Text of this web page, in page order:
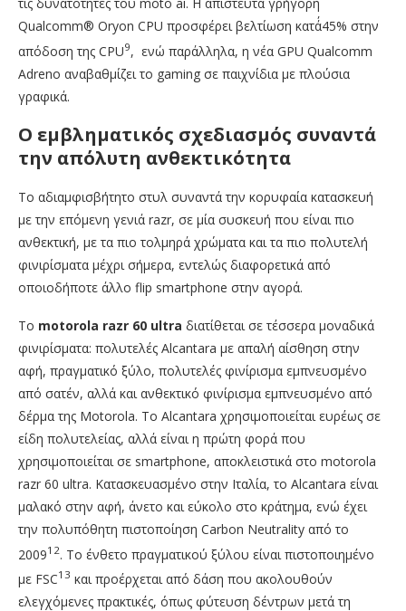
Qualcomm® Oryon CPU προσφέρει βελτίωση κατά΄45% στην
απόδοση της CPU9, ενώ παράλληλα, η νέα GPU Qualcomm
Adreno αναβαθμίζει το gaming σε παιχνίδια με πλούσια
γραφικά.
Ο εμβληματικός σχεδιασμός συναντά
την απόλυτη ανθεκτικότητα
Το αδιαμφισβήτητο στυλ συναντά την κορυφαία κατασκευή
με την επόμενη γενιά razr, σε μία συσκευή που είναι πιο
ανθεκτική, με τα πιο τολμηρά χρώματα και τα πιο πολυτελή
φινιρίσματα μέχρι σήμερα, εντελώς διαφορετικά από
οποιοδήποτε άλλο flip smartphone στην αγορά.
Το motorola razr 60 ultra διατίθεται σε τέσσερα μοναδικά
φινιρίσματα: πολυτελές Alcantara με απαλή αίσθηση στην
αφή, πραγματικό ξύλο, πολυτελές φινίρισμα εμπνευσμένο
από σατέν, αλλά και ανθεκτικό φινίρισμα εμπνευσμένο από
δέρμα της Motorola. Το Alcantara χρησιμοποιείται ευρέως σε
είδη πολυτελείας, αλλά είναι η πρώτη φορά που
χρησιμοποιείται σε smartphone, αποκλειστικά στο motorola
razr 60 ultra. Κατασκευασμένο στην Ιταλία, το Alcantara είναι
μαλακό στην αφή, άνετο και εύκολο στο κράτημα, ενώ έχει
την πολυπόθητη πιστοποίηση Carbon Neutrality από το
200912. Το ένθετο πραγματικού ξύλου είναι πιστοποιημένο
με FSC13 και προέρχεται από δάση που ακολουθούν
ελεγχόμενες πρακτικές, όπως φύτευση δέντρων μετά τη